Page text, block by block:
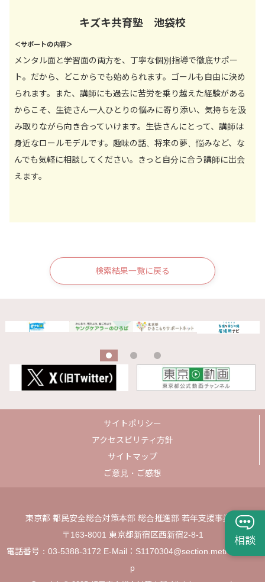
相談
キズキ共育塾 池袋校
＜サポートの内容＞
メンタル面と学習面の両方を、丁寧な個別指導で徹底サポー
ト。だから、どこからでも始められます。ゴールも自由に決め
られます。また、講師にも過去に苦労を乗り越えた経験がある
からこそ、生徒さん一人ひとりの悩みに寄り添い、気持ちを汲
み取りながら向き合っていけます。生徒さんにとって、講師は
身近なロールモデルです。趣味の話、将来の夢、悩みなど、な
んでも気軽に相談してください。きっと自分に合う講師に出会
えます。
検索結果一覧に戻る
サイトポリシー
アクセスビリティ方針
サイトマップ
ご意見・ご感想
東京都 都民安全総合対策本部 総合推進部 若年支援事業課
〒163-8001 東京都新宿区西新宿2-8-1
電話番号：03-5388-3172 E-Mail：S1170304@section.metro.tokyo.j
p